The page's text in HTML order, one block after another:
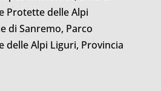
Protette delle Alpi
di Sanremo, Parco
delle Alpi Liguri, Provincia